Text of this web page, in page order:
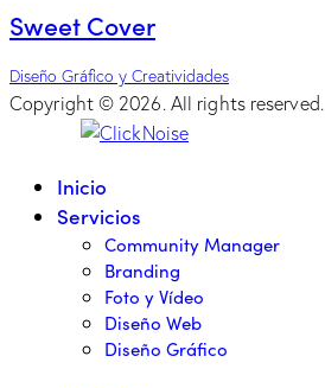
Sweet Cover
Diseño Gráfico y Creatividades
Copyright © 2026. All rights reserved.
Inicio
Servicios
Community Manager
Branding
Foto y Vídeo
Diseño Web
Diseño Gráfico